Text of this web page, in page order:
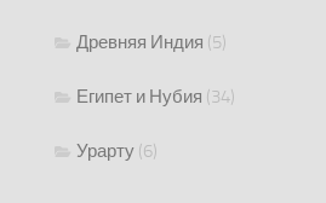
Древняя Индия (5)
Египет и Нубия (34)
Урарту (6)